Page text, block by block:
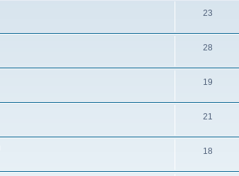
23
28
19
21
18